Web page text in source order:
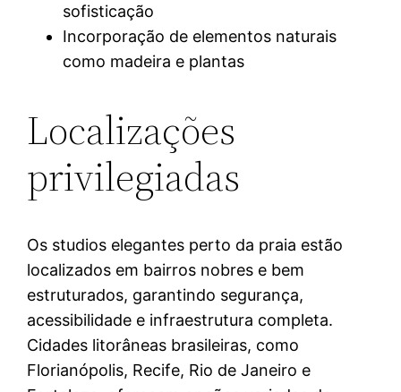
sofisticação
Incorporação de elementos naturais
como madeira e plantas
Localizações
privilegiadas
Os studios elegantes perto da praia estão
localizados em bairros nobres e bem
estruturados, garantindo segurança,
acessibilidade e infraestrutura completa.
Cidades litorâneas brasileiras, como
Florianópolis, Recife, Rio de Janeiro e